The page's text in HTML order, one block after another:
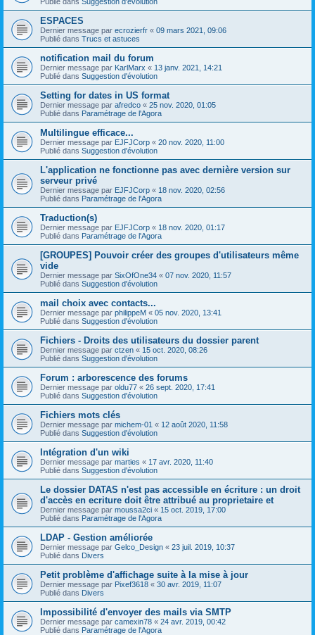
ESPACES
Dernier message par ecrozierfr « 09 mars 2021, 09:06
Publié dans Trucs et astuces
notification mail du forum
Dernier message par KarlMarx « 13 janv. 2021, 14:21
Publié dans Suggestion d'évolution
Setting for dates in US format
Dernier message par afredco « 25 nov. 2020, 01:05
Publié dans Paramétrage de l'Agora
Multilingue efficace...
Dernier message par EJFJCorp « 20 nov. 2020, 11:00
Publié dans Suggestion d'évolution
L'application ne fonctionne pas avec dernière version sur
serveur privé
Dernier message par EJFJCorp « 18 nov. 2020, 02:56
Publié dans Paramétrage de l'Agora
Traduction(s)
Dernier message par EJFJCorp « 18 nov. 2020, 01:17
Publié dans Paramétrage de l'Agora
[GROUPES] Pouvoir créer des groupes d'utilisateurs même
vide
Dernier message par SixOfOne34 « 07 nov. 2020, 11:57
Publié dans Suggestion d'évolution
mail choix avec contacts...
Dernier message par philippeM « 05 nov. 2020, 13:41
Publié dans Suggestion d'évolution
Fichiers - Droits des utilisateurs du dossier parent
Dernier message par ctzen « 15 oct. 2020, 08:26
Publié dans Suggestion d'évolution
Forum : arborescence des forums
Dernier message par oldu77 « 26 sept. 2020, 17:41
Publié dans Suggestion d'évolution
Fichiers mots clés
Dernier message par michem-01 « 12 août 2020, 11:58
Publié dans Suggestion d'évolution
Intégration d'un wiki
Dernier message par marties « 17 avr. 2020, 11:40
Publié dans Suggestion d'évolution
Le dossier DATAS n'est pas accessible en écriture : un droit
d'accès en ecriture doit être attribué au proprietaire et
Dernier message par moussa2ci « 15 oct. 2019, 17:00
Publié dans Paramétrage de l'Agora
LDAP - Gestion améliorée
Dernier message par Gelco_Design « 23 juil. 2019, 10:37
Publié dans Divers
Petit problème d'affichage suite à la mise à jour
Dernier message par Pixef3618 « 30 avr. 2019, 11:07
Publié dans Divers
Impossibilité d'envoyer des mails via SMTP
Dernier message par camexin78 « 24 avr. 2019, 00:42
Publié dans Paramétrage de l'Agora